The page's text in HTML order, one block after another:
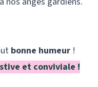
bonne humeur !
et conviviale !